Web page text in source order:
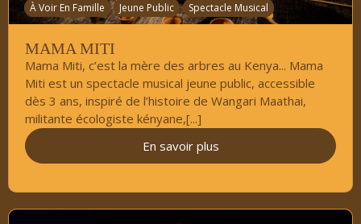
À Voir En Famille Jeune Public Spectacle Musical
MAMA MITI
Mama Miti, c’est la mère des arbres au Kenya... Mama
Miti est un spectacle musical jeune public, accessible
dès 3 ans, inspiré de l’histoire de Wangari Maathai,
militante écologiste kényane,[...]
En savoir plus